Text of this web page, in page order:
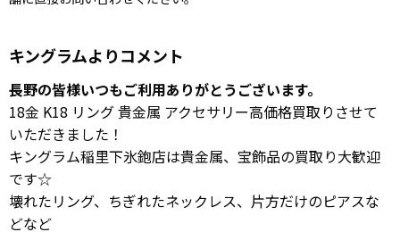
キングラムよりコメント
長野の皆様いつもご利用ありがとうございます。
18金 K18 リング 貴金属 アクセサリー高価格買取りさせて
いただきました！
キングラム稲里下氷鉋店は貴金属、宝飾品の買取り大歓迎
です☆
壊れたリング、ちぎれたネックレス、片方だけのピアスな
どなど